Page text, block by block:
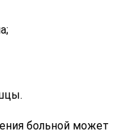
больной может